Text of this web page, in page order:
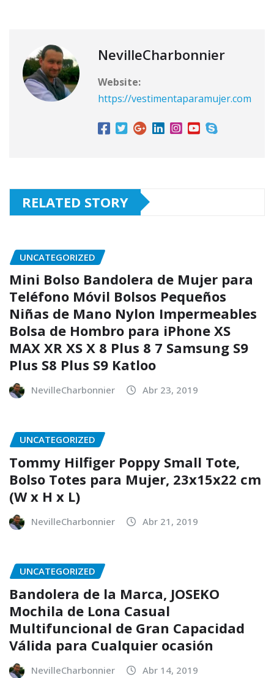
NevilleCharbonnier
Website:
https://vestimentaparamujer.com
RELATED STORY
UNCATEGORIZED
Mini Bolso Bandolera de Mujer para
Teléfono Móvil Bolsos Pequeños
Niñas de Mano Nylon Impermeables
Bolsa de Hombro para iPhone XS
MAX XR XS X 8 Plus 8 7 Samsung S9
Plus S8 Plus S9 Katloo
NevilleCharbonnier Abr 23, 2019
UNCATEGORIZED
Tommy Hilfiger Poppy Small Tote,
Bolso Totes para Mujer, 23x15x22 cm
(W x H x L)
NevilleCharbonnier Abr 21, 2019
UNCATEGORIZED
Bandolera de la Marca, JOSEKO
Mochila de Lona Casual
Multifuncional de Gran Capacidad
Válida para Cualquier ocasión
NevilleCharbonnier Abr 14, 2019